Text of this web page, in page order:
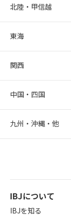
北陸・甲信越
東海
関西
中国・四国
九州・沖縄・他
IBJについて
IBJを知る